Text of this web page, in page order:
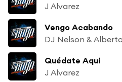
J Alvarez
Vengo Acabando
DJ Nelson &
Quédate Aquí
J Alvarez